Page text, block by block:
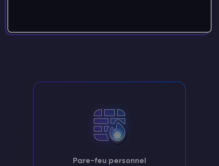
Pare-feu personnel